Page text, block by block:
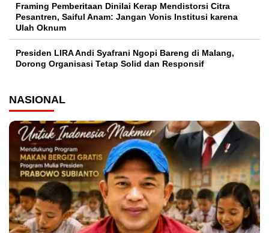
Framing Pemberitaan Dinilai Kerap Mendistorsi Citra
Pesantren, Saiful Anam: Jangan Vonis Institusi karena
Ulah Oknum
Presiden LIRA Andi Syafrani Ngopi Bareng di Malang,
Dorong Organisasi Tetap Solid dan Responsif
NASIONAL